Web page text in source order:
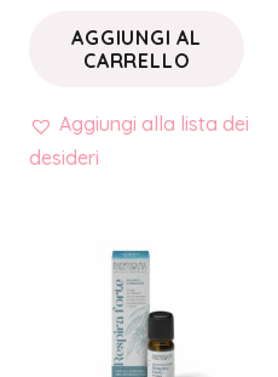
AGGIUNGI AL
CARRELLO
Aggiungi alla lista dei
desideri